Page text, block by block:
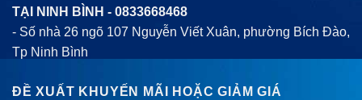
TẠI NINH BÌNH - 0833668468
- Số nhà 26 ngõ 107 Nguyễn Viết Xuân, phường Bích Đào,
Tp Ninh Bình
ĐỀ XUẤT KHUYẾN MÃI HOẶC GIẢM GIÁ